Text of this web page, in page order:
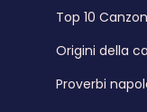
Top 10
Origini della
Proverbi